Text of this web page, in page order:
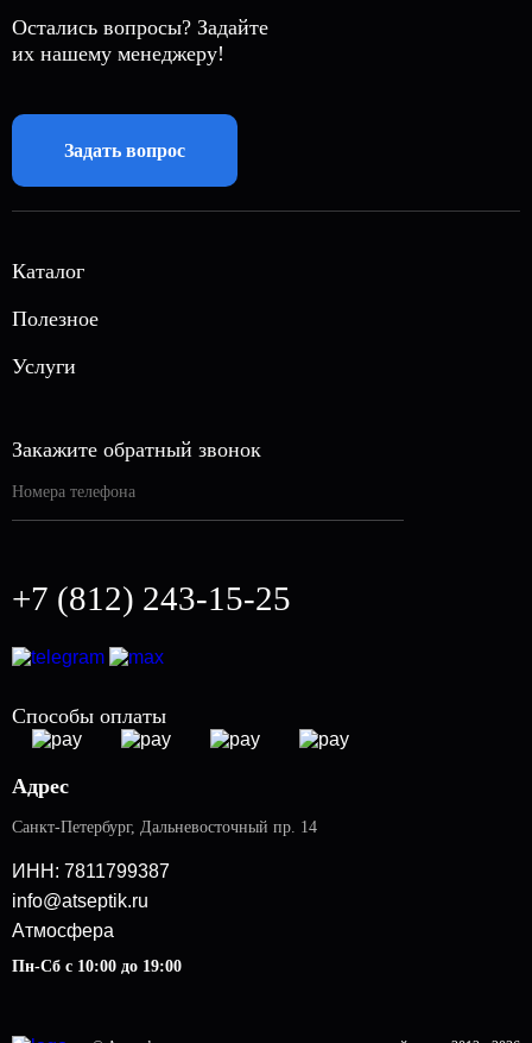
Остались вопросы? Задайте
их нашему менеджеру!
Задать вопрос
Каталог
Автономная газификация
Кессоны
Погреба
Полезное
О нас
Вакансии
Услуги
Автономная канализация
Монтаж погреба
Установка газгольдера
Аренда газгольдеров
Монтаж генератора
Монтаж ограждения
Закажите обратный звонок
+7 (812) 243-15-25
Способы оплаты
Адрес
Санкт-Петербург, Дальневосточный пр. 14
ИНН: 7811799387
info@atseptik.ru
Атмосфера
Пн-Сб с 10:00 до 19:00